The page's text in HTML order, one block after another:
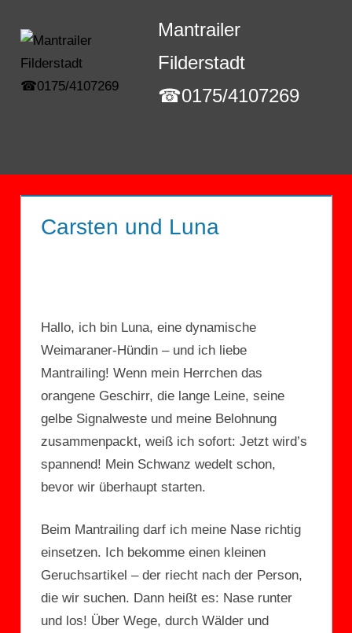
Inhalt
springen
Mantrailer
Filderstadt
☎0175/4107269
Carsten und Luna
Hallo, ich bin Luna, eine dynamische
Weimaraner-Hündin – und ich liebe
Mantrailing! Wenn mein Herrchen das
orangene Geschirr, die lange Leine, seine
gelbe Signalweste und meine Belohnung
zusammenpackt, weiß ich sofort: Jetzt wird’s
spannend! Mein Schwanz wedelt schon,
bevor wir überhaupt starten.
Beim Mantrailing darf ich meine Nase richtig
einsetzen. Ich bekomme einen kleinen
Geruchsartikel – der riecht nach der Person,
die wir suchen. Dann heißt es: Nase runter
und los! Über Wege, durch Wälder und